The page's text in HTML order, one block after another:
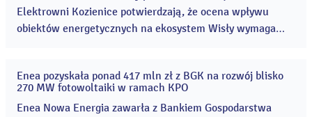
Elektrowni Kozienice potwierdzają, że ocena wpływu
obiektów energetycznych na ekosystem Wisły wymaga
jednocześnie m.in. susze, zmiany klimatu, regulacje rzeki
oraz gatunki inwazyjne. ...
20
2026
Enea pozyskała ponad 417 mln zł z BGK na rozwój blisko
270 MW fotowoltaiki w ramach KPO
Enea Nowa Energia zawarła z Bankiem Gospodarstwa